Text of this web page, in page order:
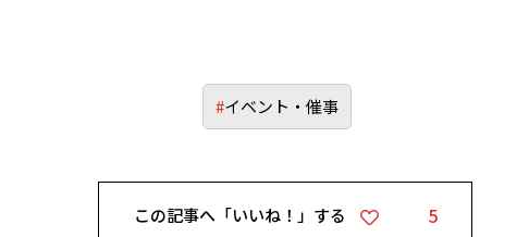
#イベント・催事
この記事へ「いいね！」する 5